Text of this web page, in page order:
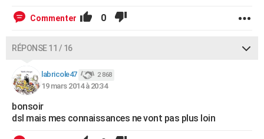
Commenter 0
RÉPONSE 11 / 16
labricole47 2 868
19 mars 2014 à 20:34
bonsoir
dsl mais mes connaissances ne vont pas plus loin